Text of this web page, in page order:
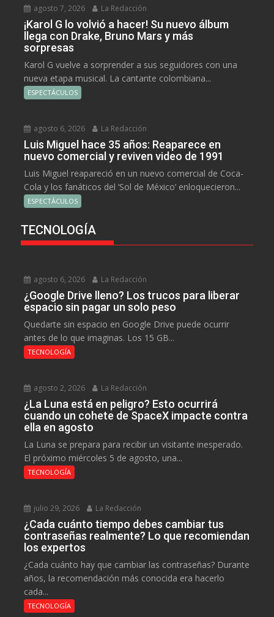
agosto 7, 2026 La Redacción
¡Karol G lo volvió a hacer! Su nuevo álbum
llega con Drake, Bruno Mars y más
sorpresas
Karol G vuelve a sorprender a sus seguidores con una
nueva etapa musical. La cantante colombiana...
ESPECTÁCULOS
agosto 6, 2026 La Redacción
Luis Miguel hace 35 años: Reaparece en
nuevo comercial y reviven video de 1991
Luis Miguel reapareció en un nuevo comercial de Coca-
Cola y los fanáticos del ‘Sol de México’ enloquecieron...
ESPECTÁCULOS
TECNOLOGÍA
agosto 6, 2026 La Redacción
¿Google Drive lleno? Los trucos para liberar
espacio sin pagar un solo peso
Quedarte sin espacio en Google Drive puede ocurrir
antes de lo que imaginas. Los 15 GB...
TECNOLOGÍA
agosto 2, 2026 La Redacción
¿La Luna está en peligro? Esto ocurrirá
cuando un cohete de SpaceX impacte contra
ella en agosto
La Luna se prepara para recibir un visitante inesperado.
El próximo miércoles 5 de agosto, una...
TECNOLOGÍA
julio 29, 2026 La Redacción
¿Cada cuánto tiempo debes cambiar tus
contraseñas realmente? Lo que recomiendan
los expertos
¿Cada cuánto hay que cambiar las contraseñas? Durante
años, la recomendación más conocida era hacerlo
cada...
TECNOLOGÍA